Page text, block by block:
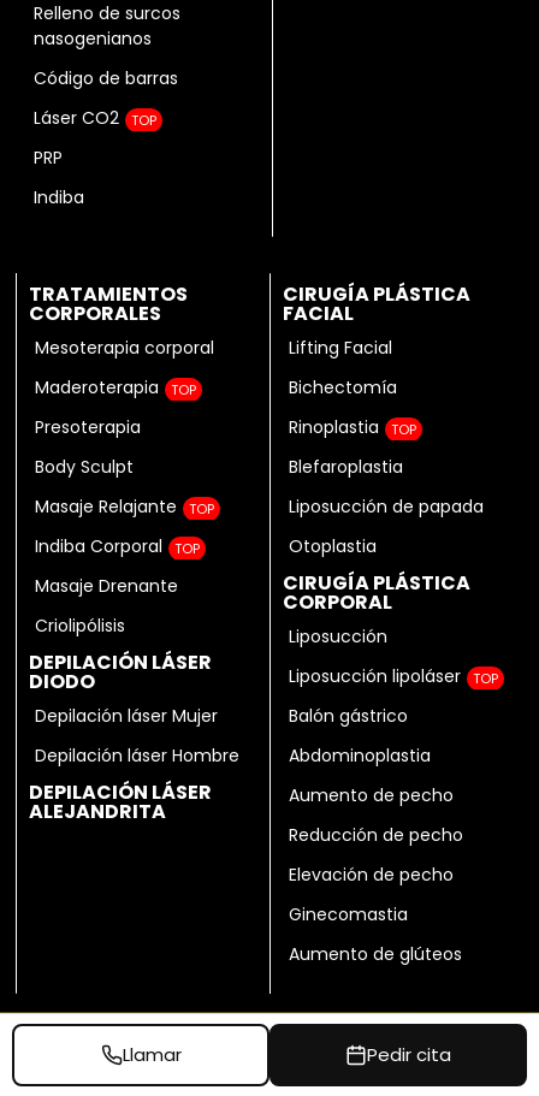
Relleno de surcos
nasogenianos
Código de barras
Láser CO2
TOP
PRP
Indiba
TRATAMIENTOS
CORPORALES
Mesoterapia corporal
Maderoterapia
TOP
Presoterapia
Body Sculpt
Masaje Relajante
TOP
Indiba Corporal TOP
Masaje Drenante
Criolipólisis
DEPILACIÓN LÁSER
DIODO
Depilación láser Mujer
Depilación láser Hombre
DEPILACIÓN LÁSER
ALEJANDRITA
CIRUGÍA PLÁSTICA
FACIAL
Lifting Facial
Bichectomía
Rinoplastia
TOP
Blefaroplastia
Liposucción de papada
Otoplastia
CIRUGÍA PLÁSTICA
CORPORAL
Liposucción
Liposucción lipoláser
TOP
Balón gástrico
Abdominoplastia
Aumento de pecho
Reducción de pecho
Elevación de pecho
Ginecomastia
Aumento de glúteos
Llamar Pedir cita